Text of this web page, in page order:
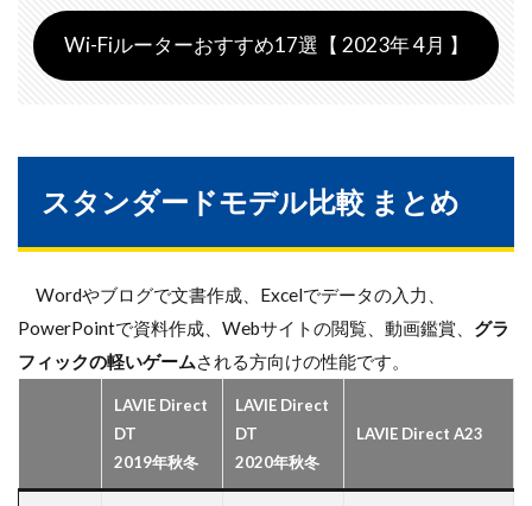
Wi-Fiルーターおすすめ17選【 2023年 4月 】
スタンダードモデル比較 まとめ
Wordやブログで文書作成、Excelでデータの入力、
PowerPointで資料作成、Webサイトの閲覧、動画鑑賞、 グラ
フィックの軽いゲームされる方向けの性能です。
LAVIE Direct
DT
2019年秋冬
LAVIE Direct
DT
2020年秋冬
LAVIE Direct A23